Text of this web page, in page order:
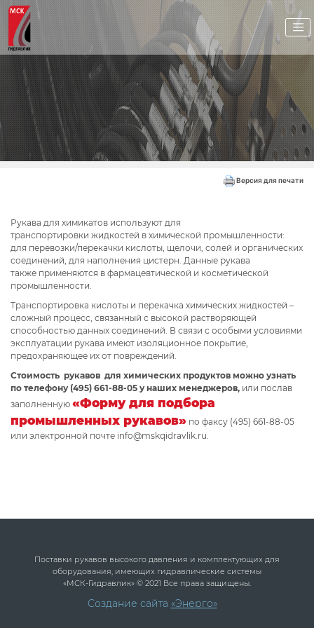
Версия для печати
Рукава для химикатов используют для
транспортировки жидкостей в химической промышленности:
для перевозки/перекачки кислоты, щелочи, солей и органических
соединений, для наполнения цистерн. Данные рукава
также применяются в фармацевтической и косметической
промышленности.
Транспортировка кислоты и перекачка химических жидкостей –
сложный процесс, связанный с высокой растворяющей
способностью данных соединений. В связи с особыми условиями
эксплуатации рукава имеют изоляционное покрытие,
предохраняющее их от повреждений.
Стоимость рукавов для химических продуктов можно узнать
по телефону (495) 661-88-05 у наших менеджеров, или послав
заполненную «Форму для подбора
промышленных рукавов» по факсу (495) 661-88-05
или электронной почте info@mskqidravlik.ru.
Поставки рукавов высокого давления и комплектующих для
оборудования, имеющих гидравлические системы
«МСК-Гидравлик» © 2021 Все права защищены.
Создание сайта «Энерго»